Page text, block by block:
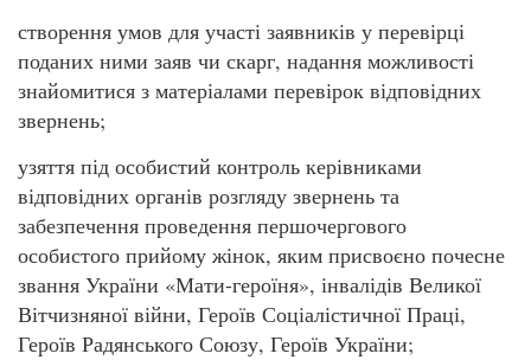
створення умов для участі заявників у перевірці
поданих ними заяв чи скарг, надання можливості
знайомитися з матеріалами перевірок відповідних
звернень;
узяття під особистий контроль керівниками
відповідних органів розгляду звернень та
забезпечення проведення першочергового
особистого прийому жінок, яким присвоєно почесне
звання України «Мати-героїня», інвалідів Великої
Вітчизняної війни, Героїв Соціалістичної Праці,
Героїв Радянського Союзу, Героїв України;